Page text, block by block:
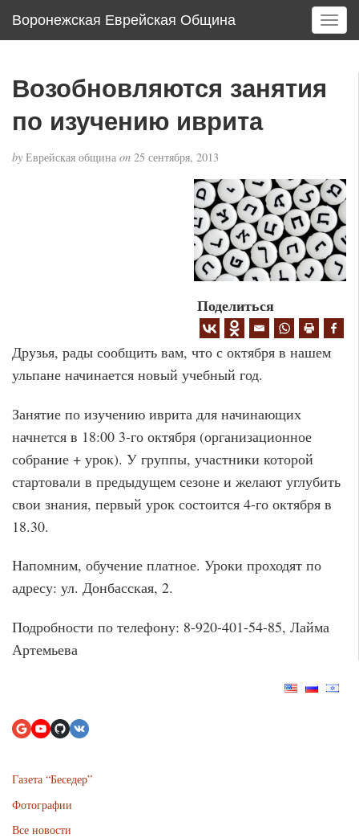
Воронежская Еврейская Община
T
o
i
g
a
t
i
o
Возобновляются занятия
по изучению иврита
by Еврейская община on 25 сентября, 2013
Поделиться
Друзья, рады сообщить вам, что с октября в нашем
ульпане начинается новый учебный год.
Занятие по изучению иврита для начинающих
начнется в 18:00 3-го октября (организационное
собрание + урок). У группы, участники которой
стартовали в предыдущем сезоне и желают углубить
свои знания, первый урок состоится 4-го октября в
18.30.
Напомним, обучение платное. Уроки проходят по
адресу: ул. Донбасская, 2.
Подробности по телефону: 8-920-401-54-85, Лайма
Артемьева
Газета “Беседер”
Фотографии
Все новости